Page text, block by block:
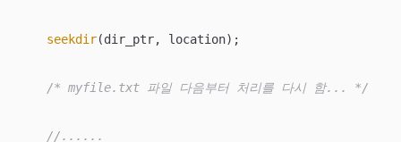
seekdir(dir_ptr, location);
/* myfile.txt 파일 다음부터 처리를 다시 함... */
//......